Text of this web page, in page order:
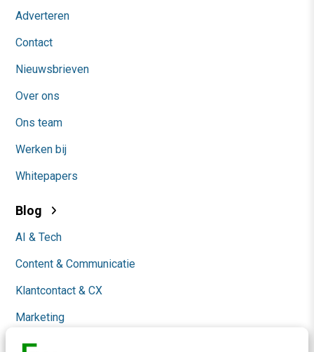
Adverteren
Contact
Nieuwsbrieven
Over ons
Ons team
Werken bij
Whitepapers
Blog
AI & Tech
Content & Communicatie
Klantcontact & CX
Marketing
Social